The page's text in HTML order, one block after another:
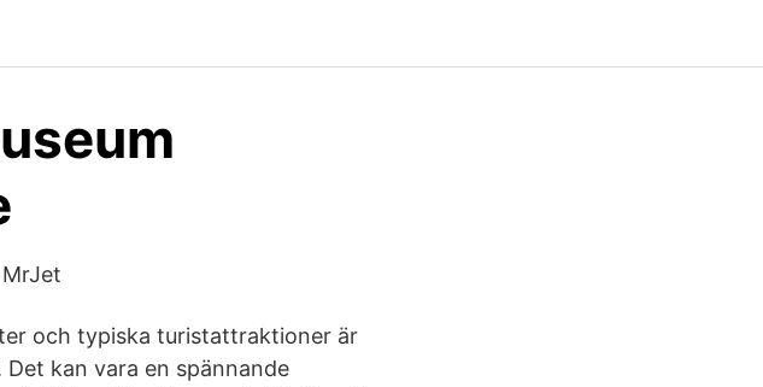
och typiska turistattraktioner är
kan vara en spännande